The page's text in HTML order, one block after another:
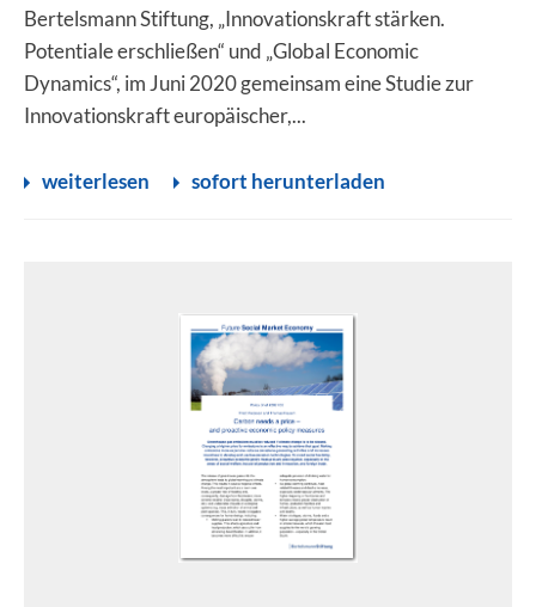
Bertelsmann Stiftung, „Innovationskraft stärken.
Potentiale erschließen“ und „Global Economic
Dynamics“, im Juni 2020 gemeinsam eine Studie zur
Innovationskraft europäischer,...
weiterlesen sofort herunterladen